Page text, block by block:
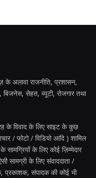
के अलावा राजनीति, प्रशासन,
सेहत, ब्यूटी, रोजगार तथा
के विवाद के लिए साइट के कुछ
/ फोटो / विडियो आदि ) शामिल
के लिए कोई ज़िम्मेदार
सामग्री के लिए संवाददाता /
प्रकाशक, संपादक की कोई भी